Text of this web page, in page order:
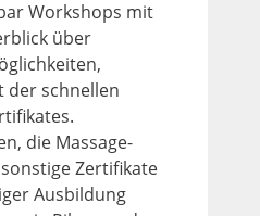
Workshops mit
über
der schnellen
die Massage-
Zertifikate
Ausbildung